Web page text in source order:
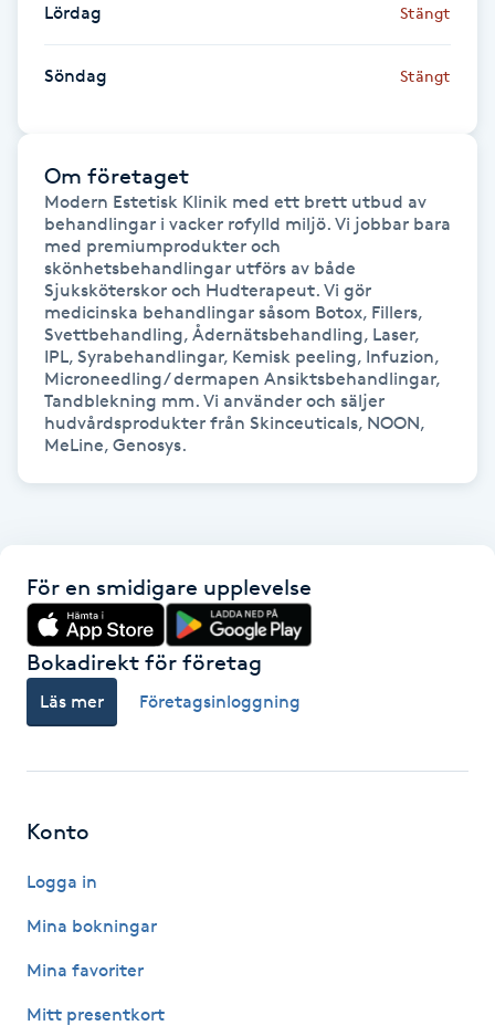
Hårbottenbehandling
Hårvård
Hälsa
Hälsprickor
Idrottsmassage
Japansk massage
K
Keratinbehandling
Lördag Stängt
Söndag Stängt
Om företaget
Modern Estetisk Klinik med ett brett utbud av
behandlingar i vacker rofylld miljö. Vi jobbar bara
med premiumprodukter och
skönhetsbehandlingar utförs av både
Sjuksköterskor och Hudterapeut. Vi gör
medicinska behandlingar såsom Botox, Fillers,
Svettbehandling, Ådernätsbehandling, Laser,
IPL, Syrabehandlingar, Kemisk peeling, Infuzion,
Microneedling/ dermapen Ansiktsbehandlingar,
Tandblekning mm. Vi använder och säljer
hudvårdsprodukter från Skinceuticals, NOON,
MeLine, Genosys.
För en smidigare upplevelse
Bokadirekt för företag
Läs mer Företagsinloggning
Konto
Logga in
Mina bokningar
Mina favoriter
Mitt presentkort